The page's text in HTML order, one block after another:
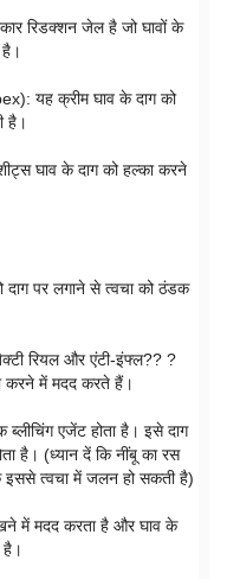
रिडक्शन जेल है जो घावों के
यह क्रीम घाव के दाग को
है।
घाव के दाग को हल्का करने
दाग पर लगाने से त्वचा को ठंडक
रियल और एंटी-इंफ्ल?? ?
करने में मदद करते हैं।
ब्लीचिंग एजेंट होता है। इसे दाग
है। (ध्यान दें कि नींबू का रस
इससे त्वचा में जलन हो सकती है)
में मदद करता है और घाव के
है।